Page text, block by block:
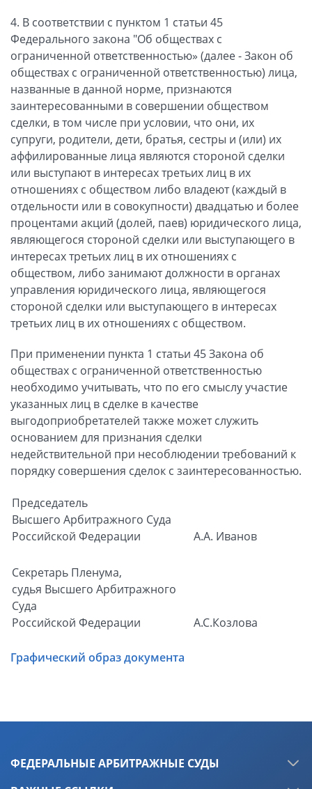
4. В соответствии с пунктом 1 статьи 45
Федерального закона "Об обществах с
ограниченной ответственностью» (далее - Закон об
обществах с ограниченной ответственностью) лица,
названные в данной норме, признаются
заинтересованными в совершении обществом
сделки, в том числе при условии, что они, их
супруги, родители, дети, братья, сестры и (или) их
аффилированные лица являются стороной сделки
или выступают в интересах третьих лиц в их
отношениях с обществом либо владеют (каждый в
отдельности или в совокупности) двадцатью и более
процентами акций (долей, паев) юридического лица,
являющегося стороной сделки или выступающего в
интересах третьих лиц в их отношениях с
обществом, либо занимают должности в органах
управления юридического лица, являющегося
стороной сделки или выступающего в интересах
третьих лиц в их отношениях с обществом.
При применении пункта 1 статьи 45 Закона об
обществах с ограниченной ответственностью
необходимо учитывать, что по его смыслу участие
указанных лиц в сделке в качестве
выгодоприобретателей также может служить
основанием для признания сделки
недействительной при несоблюдении требований к
порядку совершения сделок с заинтересованностью.
Председатель
Высшего Арбитражного Суда
Российской Федерации
А.А. Иванов
Секретарь Пленума,
судья Высшего Арбитражного
Суда
Российской Федерации
А.С.Козлова
Графический образ документа
ФЕДЕРАЛЬНЫЕ АРБИТРАЖНЫЕ СУДЫ